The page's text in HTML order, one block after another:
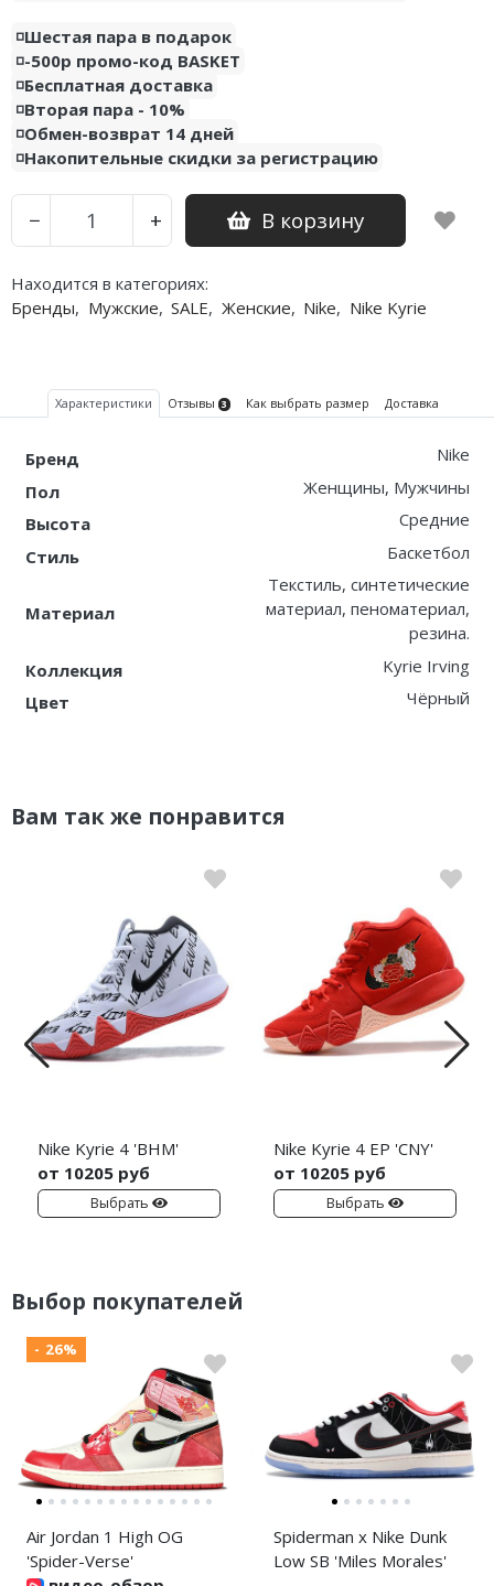
◽️Шестая пара в подарок
◽️-500р промо-код BASKET
◽️Бесплатная доставка
◽️Вторая пара - 10%
◽️Обмен-возврат 14 дней
◽️Накопительные скидки за регистрацию
− + В корзину
Находится в категориях:
Бренды, Мужские, SALE, Женские, Nike, Nike Kyrie
Характеристики Отзывы 3 Как выбрать размер Доставка
Бренд
Nike
Пол
Женщины, Мужчины
Высота
Средние
Стиль
Баскетбол
Материал
Текстиль, синтетические
материал, пеноматериал,
резина.
Коллекция
Kyrie Irving
Цвет
Чёрный
Вам так же понравится
Nike Kyrie 4 'BHM'
от 10205 руб
Выбрать
Nike Kyrie 4 EP 'CNY'
от 10205 руб
Выбрать
Выбор покупателей
- 26%
Air Jordan 1 High OG
'Spider-Verse'
Spiderman x Nike Dunk
Low SB 'Miles Morales'
Air Jordan 23